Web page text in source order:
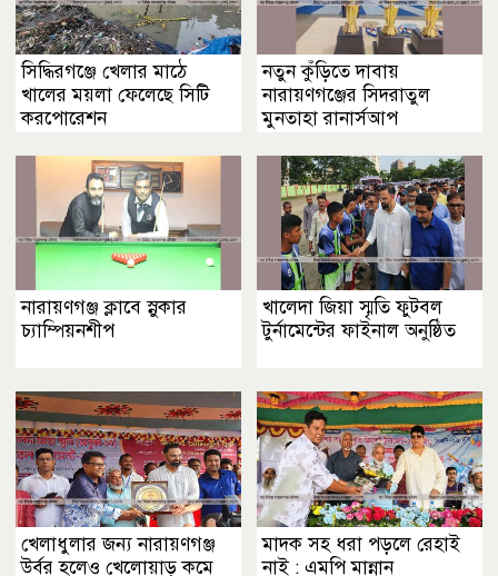
সিদ্ধিরগঞ্জে খেলার মাঠে
খালের ময়লা ফেলেছে সিটি
করপোরেশন
নতুন কুঁড়িতে দাবায়
নারায়ণগঞ্জের সিদরাতুল
মুনতাহা রানার্সআপ
নারায়ণগঞ্জ ক্লাবে স্নুকার
চ্যাম্পিয়নশীপ
খালেদা জিয়া স্মৃতি ফুটবল
টুর্নামেন্টের ফাইনাল অনুষ্ঠিত
খেলাধুলার জন্য নারায়ণগঞ্জ
উর্বর হলেও খেলোয়াড় কমে
মাদক সহ ধরা পড়লে রেহাই
নাই : এমপি মান্নান